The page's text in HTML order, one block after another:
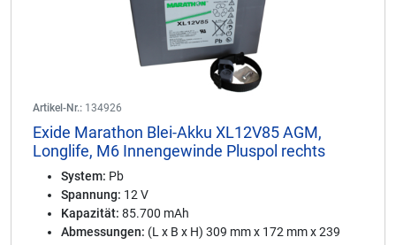
Artikel-Nr.: 134926
Exide Marathon Blei-Akku XL12V85 AGM,
Longlife, M6 Innengewinde Pluspol rechts
System: Pb
Spannung: 12 V
Kapazität: 85.700 mAh
Abmessungen: (L x B x H) 309 mm x 172 mm x 239